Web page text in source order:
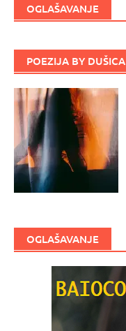
OGLAŠAVANJE
POEZIJA BY DUŠICA
OGLAŠAVANJE